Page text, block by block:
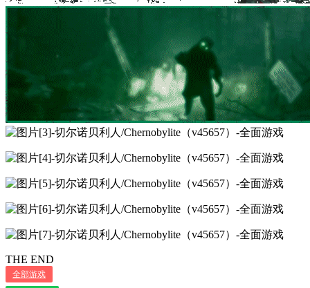
THE END
全部游戏